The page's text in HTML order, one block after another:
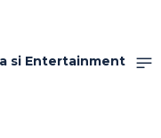
si Entertainment